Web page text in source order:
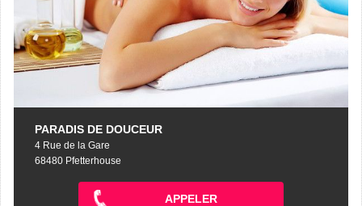
PARADIS DE DOUCEUR
4 Rue de la Gare
68480 Pfetterhouse
APPELER